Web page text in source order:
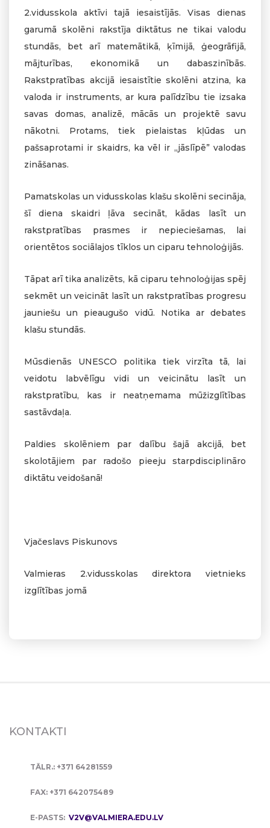
2.vidusskola aktīvi tajā iesaistījās. Visas dienas
garumā skolēni rakstīja diktātus ne tikai valodu
stundās, bet arī matemātikā, ķīmijā, ģeogrāfijā,
mājturības, ekonomikā un dabaszinībās.
Rakstpratības akcijā iesaistītie skolēni atzina, ka
valoda ir instruments, ar kura palīdzību tie izsaka
savas domas, analizē, mācās un projektē savu
nākotni. Protams, tiek pielaistas kļūdas un
pašsaprotami ir skaidrs, ka vēl ir „jāslīpē” valodas
zināšanas.
Pamatskolas un vidusskolas klašu skolēni secināja,
šī diena skaidri ļāva secināt, kādas lasīt un
rakstpratības prasmes ir nepieciešamas, lai
orientētos sociālajos tīklos un ciparu tehnoloģijās.
Tāpat arī tika analizēts, kā ciparu tehnoloģijas spēj
sekmēt un veicināt lasīt un rakstpratības progresu
jauniešu un pieaugušo vidū. Notika ar debates
klašu stundās.
Mūsdienās UNESCO politika tiek virzīta tā, lai
veidotu labvēlīgu vidi un veicinātu lasīt un
rakstpratību, kas ir neatņemama mūžizglītības
sastāvdaļa.
Paldies skolēniem par dalību šajā akcijā, bet
skolotājiem par radošo pieeju starpdisciplināro
diktātu veidošanā!
Vjačeslavs Piskunovs
Valmieras 2.vidusskolas direktora vietnieks
izglītības jomā
KONTAKTI
TĀLR.: +371 64281559
FAX: +371 642075489
E-PASTS: V2V@VALMIERA.EDU.LV